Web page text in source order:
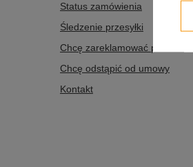
Status zamówienia
Śledzenie przesyłki
Chcę zareklamować produkt
Chcę odstąpić od umowy
Kontakt